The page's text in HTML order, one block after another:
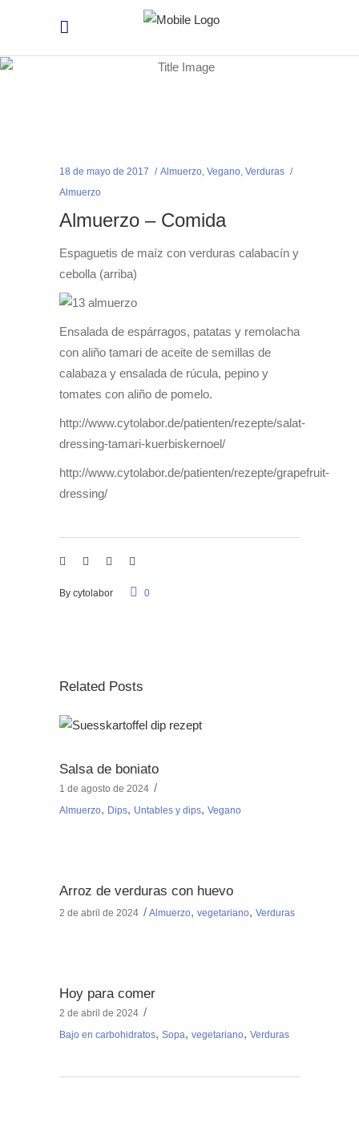
18 de mayo de 2017 Almuerzo, Vegano, Verduras
Almuerzo
Almuerzo – Comida
Espaguetis de maíz con verduras calabacín y
cebolla (arriba)
Ensalada de espárragos, patatas y remolacha
con aliño tamari de aceite de semillas de
calabaza y ensalada de rúcula, pepino y
tomates con aliño de pomelo.
http://www.cytolabor.de/patienten/rezepte/salat-
dressing-tamari-kuerbiskernoel/
http://www.cytolabor.de/patienten/rezepte/grapefruit-
dressing/
By cytolabor 0
Related Posts
Salsa de boniato
1 de agosto de 2024
Almuerzo, Dips, Untables y dips, Vegano
Arroz de verduras con huevo
2 de abril de 2024 Almuerzo, vegetariano, Verduras
Hoy para comer
2 de abril de 2024
Bajo en carbohidratos, Sopa, vegetariano, Verduras